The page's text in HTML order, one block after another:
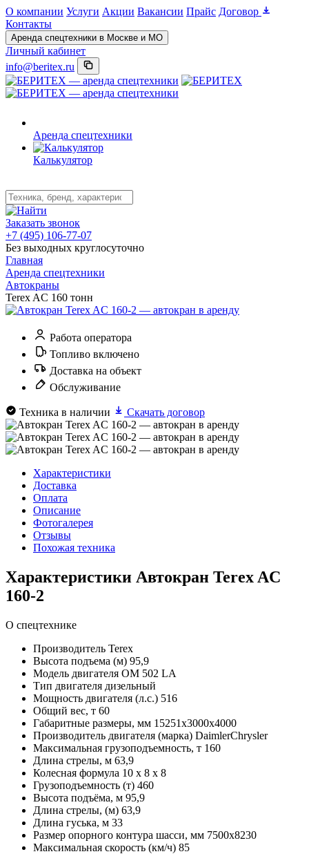
О компании Услуги Акции Вакансии Прайс Договор
Контакты
Аренда спецтехники в Москве и МО
Личный кабинет
info@beritex.ru
Аренда спецтехники
Калькулятор
Заказать звонок
+7 (495) 106-77-07
Без выходных круглосуточно
Главная
Аренда спецтехники
Автокраны
Terex AC 160 тонн
Работа оператора
Топливо включено
Доставка на объект
Обслуживание
Техника в наличии Скачать договор
Характеристики
Доставка
Оплата
Описание
Фотогалерея
Отзывы
Похожая техника
Характеристики Автокран Terex AC
160-2
О спецтехнике
Производитель Terex
Высота подъема (м) 95,9
Модель двигателя OM 502 LA
Тип двигателя дизельный
Мощность двигателя (л.с.) 516
Общий вес, т 60
Габаритные размеры, мм 15251x3000x4000
Производитель двигателя (марка) DaimlerChrysler
Максимальная грузоподъемность, т 160
Длина стрелы, м 63,9
Колесная формула 10 x 8 x 8
Грузоподъемность (т) 460
Высота подъёма, м 95,9
Длина стрелы, (м) 63,9
Длина гуська, м 33
Размер опорного контура шасси, мм 7500x8230
Максимальная скорость (км/ч) 85